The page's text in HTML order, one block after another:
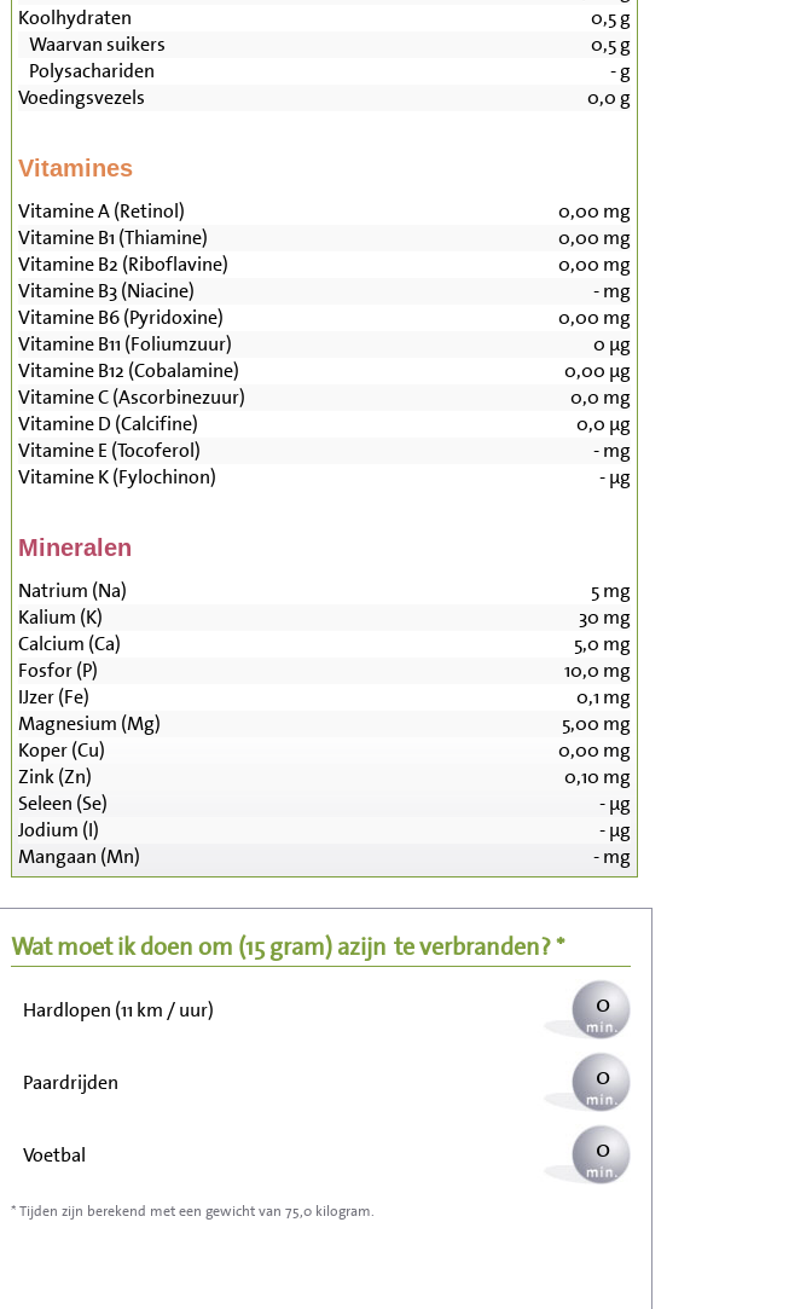
Koolhydraten
0,5g
Waarvan suikers
0,5g
Polysachariden
-g
Voedingsvezels
0,0 g
Vitamines
Vitamine A (Retinol) 0,00 mg
Vitamine B1 (Thiamine)
0,00 mg
Vitamine B2 (Riboflavine)
0,00 mg
Vitamine B3 (Niacine)
-mg
Vitamine B6 (Pyridoxine)
0,00 mg
Vitamine B11 (Foliumzuur)
0 µg
Vitamine B12 (Cobalamine)
0,00 µg
Vitamine C (Ascorbinezuur)
0,0 mg
Vitamine D (Calcifine)
0,0 µg
Vitamine E (Tocoferol)
-mg
Vitamine K (Fylochinon)
-µg
Mineralen
Natrium (Na) 5mg
Kalium (K)
30 mg
Calcium (Ca)
5,0 mg
Fosfor (P)
10,0 mg
IJzer (Fe)
0,1 mg
Magnesium (Mg)
5,00 mg
Koper (Cu)
0,00 mg
Zink (Zn)
0,10 mg
Seleen (Se)
-µg
Jodium (I)
-µg
Mangaan (Mn)
-mg
Wat moet ik doen om (15 gram)azijn te verbranden? *
Zitten, tv kijken 0
Fietsen (15 km/uur) 0
Wandelen (5 km/uur)
Hardlopen (11 km / uur) 0
Paardrijden 0
Voetbal 0
Stofzuigen
* Tijden zijn berekend met een gewicht van 75,0 kilogram.